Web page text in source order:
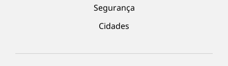
Segurança
Cidades